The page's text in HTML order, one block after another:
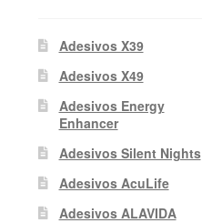
Adesivos X39
Adesivos X49
Adesivos Energy
Enhancer
Adesivos Silent Nights
Adesivos AcuLife
Adesivos ALAVIDA